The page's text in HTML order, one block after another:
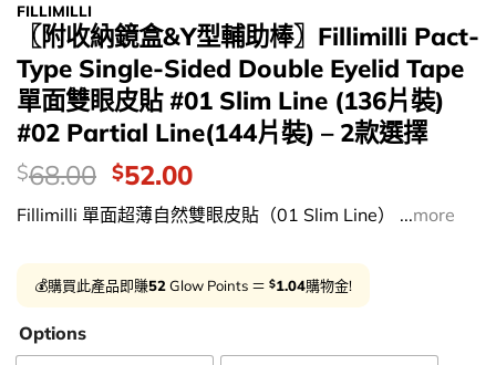
FILLIMILLI
〖附收納鏡盒&Y型輔助棒〗Fillimilli Pact-
Type Single-Sided Double Eyelid Tape
單面雙眼皮貼 #01 Slim Line (136片裝)
#02 Partial Line(144片裝) – 2款選擇
價
錢：
$68.00 Original
price
was:
$52.00Current
price
is:
Fillimilli 單面超薄自然雙眼皮貼（01 Slim Line） ...more
💰購買此產品即賺52Glow Points ＝ $1.04購物金!
Options